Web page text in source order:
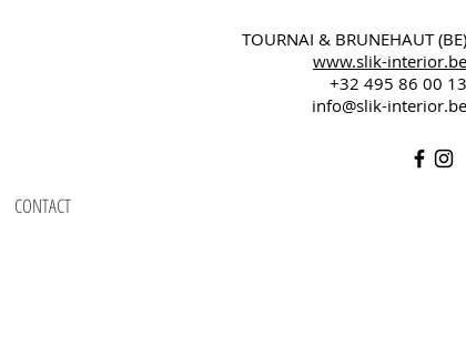
TOURNAI & BRUNEHAUT (BE)
www.slik-interior.be
+32 495 86 00 13
info@slik-interior.be
CONTACT